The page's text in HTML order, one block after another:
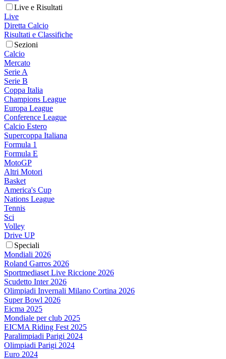
Live e Risultati
Live
Diretta Calcio
Risultati e Classifiche
Sezioni
Calcio
Mercato
Serie A
Serie B
Coppa Italia
Champions League
Europa League
Conference League
Calcio Estero
Supercoppa Italiana
Formula 1
Formula E
MotoGP
Altri Motori
Basket
America's Cup
Nations League
Tennis
Sci
Volley
Drive UP
Speciali
Mondiali 2026
Roland Garros 2026
Sportmediaset Live Riccione 2026
Scudetto Inter 2026
Olimpiadi Invernali Milano Cortina 2026
Super Bowl 2026
Eicma 2025
Mondiale per club 2025
EICMA Riding Fest 2025
Paralimpiadi Parigi 2024
Olimpiadi Parigi 2024
Euro 2024